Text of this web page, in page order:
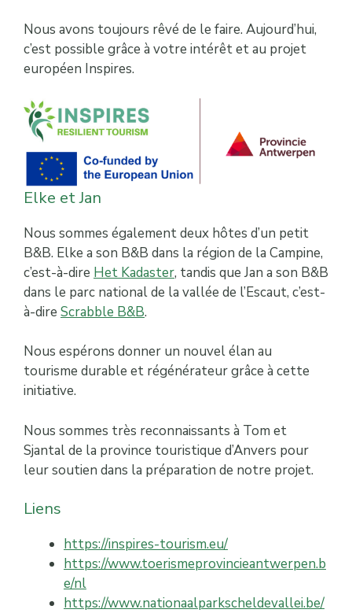
Nous avons toujours rêvé de le faire. Aujourd’hui,
c’est possible grâce à votre intérêt et au projet
européen Inspires.
Elke et Jan
Nous sommes également deux hôtes d’un petit
B&B. Elke a son B&B dans la région de la Campine,
c’est-à-dire Het Kadaster, tandis que Jan a son B&B
dans le parc national de la vallée de l’Escaut, c’est-
à-dire Scrabble B&B.
Nous espérons donner un nouvel élan au
tourisme durable et régénérateur grâce à cette
initiative.
Nous sommes très reconnaissants à Tom et
Sjantal de la province touristique d’Anvers pour
leur soutien dans la préparation de notre projet.
Liens
https://inspires-tourism.eu/
https://www.toerismeprovincieantwerpen.b
e/nl
https://www.nationaalparkscheldevallei.be/